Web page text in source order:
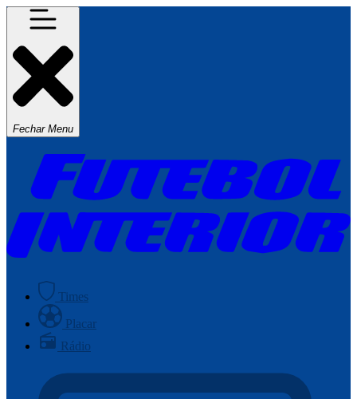
Fechar Menu
Times
Placar
Rádio